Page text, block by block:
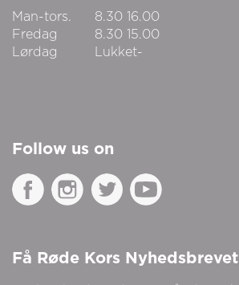
Man-tors.
8.30 16.00
Fredag
8.30 15.00
Lørdag
Lukket-
Follow us on
Få Røde Kors Nyhedsbrevet